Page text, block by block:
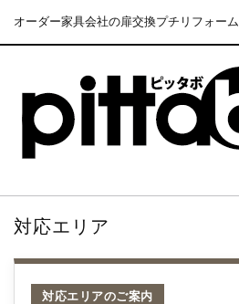
オーダー家具会社の扉交換プチリフォーム
対応エリア
対応エリアのご案内